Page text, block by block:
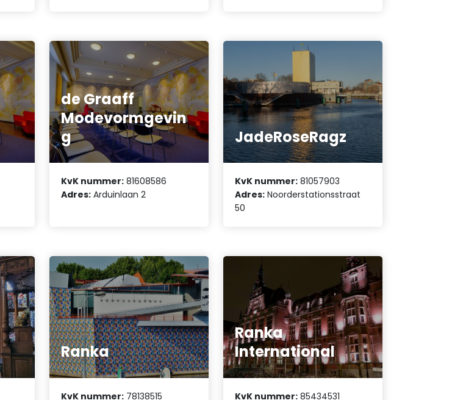
de Graaff
Modevormgevin
g
KvK nummer: 81608586
Adres: Arduinlaan 2
JadeRoseRagz
KvK nummer: 81057903
Adres: Noorderstationsstraat
50
Ranka
KvK nummer: 78138515
Ranka
International
KvK nummer: 85434531